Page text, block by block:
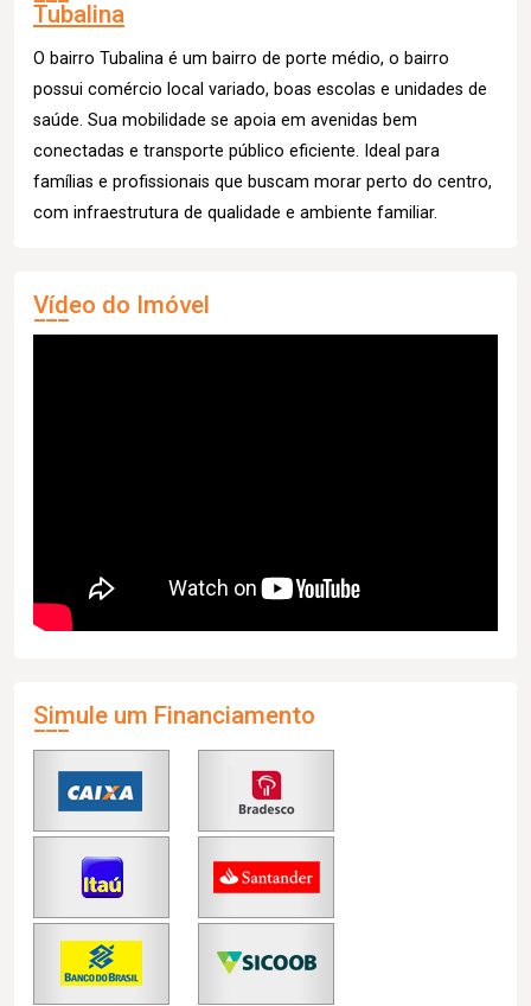
Tubalina
O bairro Tubalina é um bairro de porte médio, o bairro
possui comércio local variado, boas escolas e unidades de
saúde. Sua mobilidade se apoia em avenidas bem
conectadas e transporte público eficiente. Ideal para
famílias e profissionais que buscam morar perto do centro,
com infraestrutura de qualidade e ambiente familiar.
Vídeo do Imóvel
Simule um Financiamento